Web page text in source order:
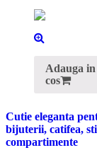
Adauga in
cos
Cutie eleganta
bijuterii, catifea,
compartimente